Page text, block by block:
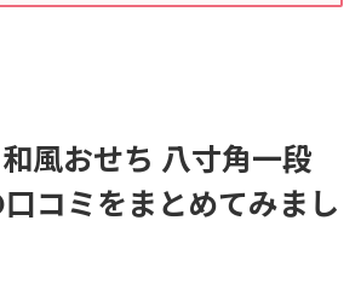
風おせち 八寸角一段
口コミをまとめてみまし